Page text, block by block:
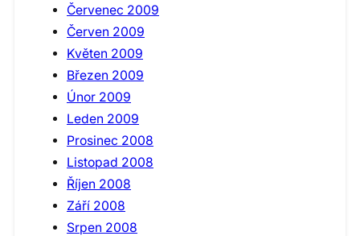
Červenec 2009
Červen 2009
Květen 2009
Březen 2009
Únor 2009
Leden 2009
Prosinec 2008
Listopad 2008
Říjen 2008
Září 2008
Srpen 2008